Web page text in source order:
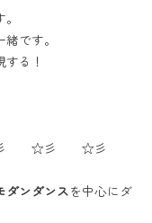
です。
る！
☆彡 ☆彡
ダンダンスを中心にダ